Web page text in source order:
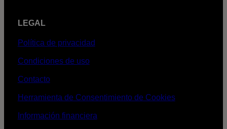
LEGAL
Política de privacidad
Condiciones de uso
Contacto
Herramienta de Consentimiento de Cookies
Información financiera